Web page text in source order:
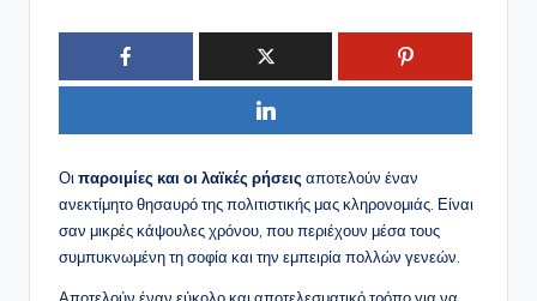
Οι παροιμίες και οι λαϊκές ρήσεις αποτελούν έναν
ανεκτίμητο θησαυρό της πολιτιστικής μας κληρονομιάς. Είναι
σαν μικρές κάψουλες χρόνου, που περιέχουν μέσα τους
συμπυκνωμένη τη σοφία και την εμπειρία πολλών γενεών.